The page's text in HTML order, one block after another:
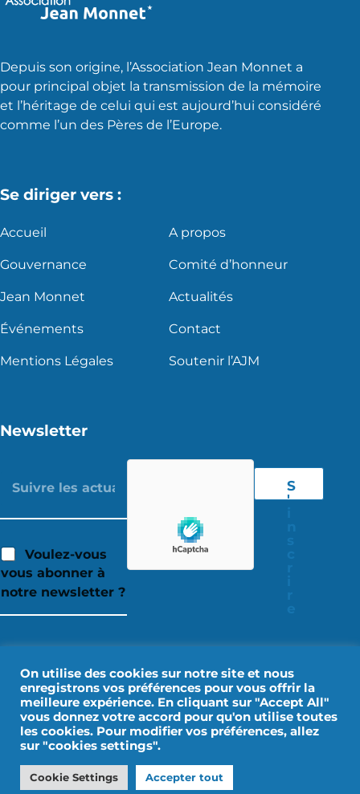
Depuis son origine, l’Association Jean Monnet a
pour principal objet la transmission de la mémoire
et l’héritage de celui qui est aujourd’hui considéré
comme l’un des Pères de l’Europe.
Se diriger vers :
Accueil A propos
Gouvernance Comité d’honneur
Jean Monnet Actualités
Événements Contact
Mentions Légales Soutenir l’AJM
Newsletter
Voulez-vous
vous abonner à
notre newsletter ?
S
'
Mentions Légales
Données personnelles
On utilise des cookies sur notre site et nous
enregistrons vos préférences pour vous offrir la
meilleure expérience. En cliquant sur "Accept All"
vous donnez votre accord pour qu'on utilise toutes
les cookies. Pour modifier vos préférences, allez
sur "cookies settings".
Cookie Settings Accepter tout